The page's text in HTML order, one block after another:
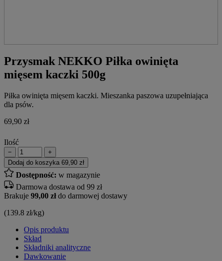
Przysmak NEKKO Piłka owinięta
mięsem kaczki 500g
Piłka owinięta mięsem kaczki. Mieszanka paszowa uzupełniająca
dla psów.
69,90 zł
Ilość
−
+
Dodaj do koszyka 69,90 zł
Dostępność: w magazynie
Darmowa dostawa od 99 zł
Brakuje 99,00 złdo darmowej dostawy
(139.8 zł/kg)
Opis produktu
Skład
Składniki analityczne
Dawkowanie